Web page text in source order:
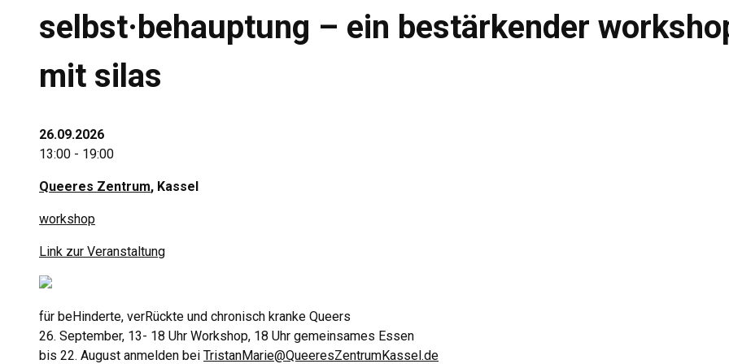
selbst·behauptung – ein bestärkender
mit silas
26.09.2026
13:00 - 19:00
Queeres Zentrum, Kassel
workshop
Link zur Veranstaltung
für beHinderte, verRückte und chronisch kranke Queers
26. September, 13- 18 Uhr Workshop, 18 Uhr gemeinsames Essen
bis 22. August anmelden bei TristanMarie@QueeresZentrumKassel.de